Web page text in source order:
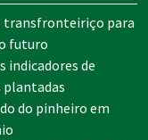
transfronteiriço para
futuro
indicadores de
plantadas
do pinheiro em